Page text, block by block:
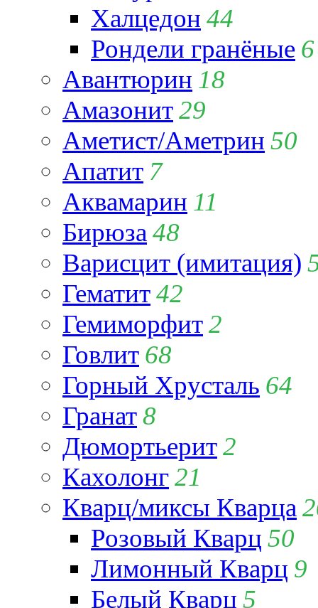
Халцедон 44
Рондели гранёные 6
Авантюрин 18
Амазонит29
Аметист/Аметрин 50
Апатит 7
Аквамарин 11
Бирюза 48
Варисцит (имитация)
Гематит42
Гемиморфит2
Говлит 68
Горный Хрусталь 64
Гранат8
Дюмортьерит2
Кахолонг21
Кварц/миксы Кварца
Розовый Кварц 50
Лимонный Кварц 9
Белый Кварц 5